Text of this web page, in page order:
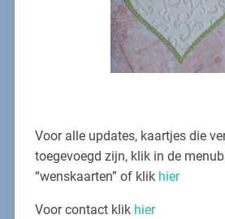
Voor alle updates, kaartjes die
toegevoegd zijn, klik in de
“wenskaarten” of klik hier
Voor contact klik hier